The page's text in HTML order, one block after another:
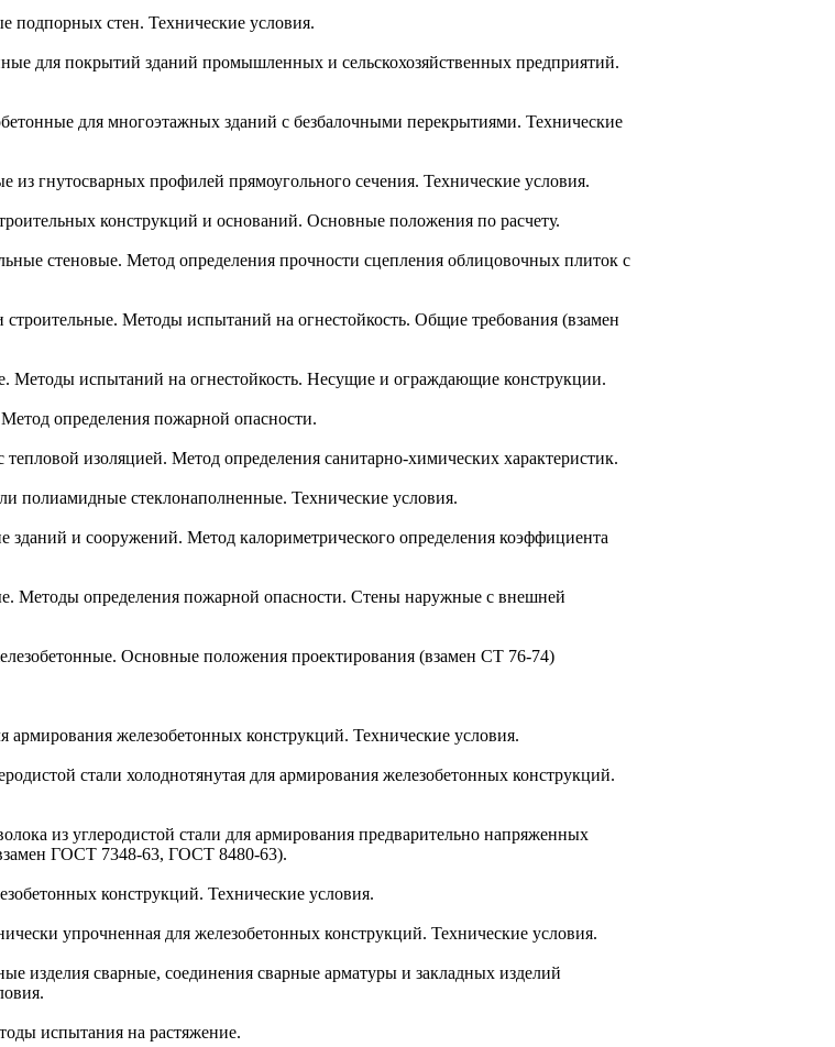
подпорных стен. Технические условия.
для покрытий зданий промышленных и сельскохозяйственных предприятий.
для многоэтажных зданий с безбалочными перекрытиями. Технические
гнутосварных профилей прямоугольного сечения. Технические условия.
конструкций и оснований. Основные положения по расчету.
стеновые. Метод определения прочности сцепления облицовочных плиток с
Методы испытаний на огнестойкость. Общие требования (взамен
Методы испытаний на огнестойкость. Несущие и ограждающие конструкции.
определения пожарной опасности.
изоляцией. Метод определения санитарно-химических характеристик.
полиамидные стеклонаполненные. Технические условия.
и сооружений. Метод калориметрического определения коэффициента
Методы определения пожарной опасности. Стены наружные с внешней
Основные положения проектирования (взамен СТ 76-74)
армирования железобетонных конструкций. Технические условия.
стали холоднотянутая для армирования железобетонных конструкций.
из углеродистой стали для армирования предварительно напряженных
ГОСТ 7348-63, ГОСТ 8480-63).
конструкций. Технические условия.
упрочненная для железобетонных конструкций. Технические условия.
изделия сварные, соединения сварные арматуры и закладных изделий
испытания на растяжение.